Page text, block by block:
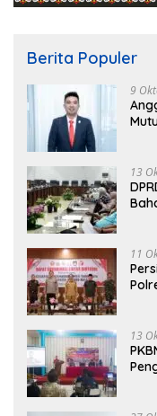
Berita Populer
9
13
11
13